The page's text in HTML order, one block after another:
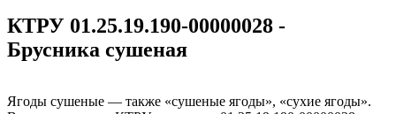
КТРУ 01.25.19.190-00000028 -
Брусника сушеная
Ягоды сушеные — также «сушеные ягоды», «сухие ягоды».